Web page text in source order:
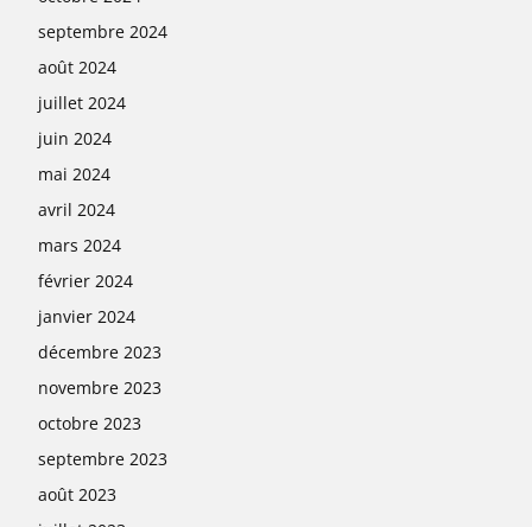
septembre 2024
août 2024
juillet 2024
juin 2024
mai 2024
avril 2024
mars 2024
février 2024
janvier 2024
décembre 2023
novembre 2023
octobre 2023
septembre 2023
août 2023